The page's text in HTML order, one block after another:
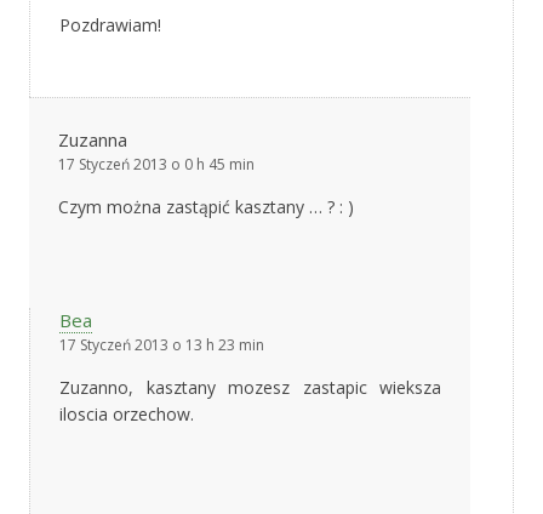
Pozdrawiam!
Zuzanna
17 Styczeń 2013 o 0 h 45 min
Czym można zastąpić kasztany … ? : )
Bea
17 Styczeń 2013 o 13 h 23 min
Zuzanno, kasztany mozesz zastapic wieksza
iloscia orzechow.